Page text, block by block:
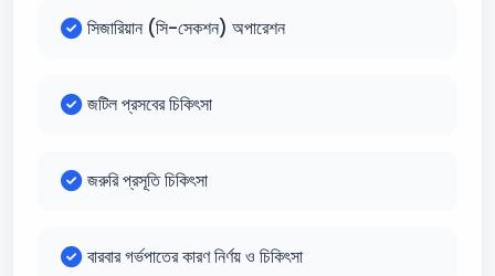
সিজারিয়ান (সি-সেকশন) অপারেশন
জটিল প্রসবের চিকিৎসা
জরুরি প্রসূতি চিকিৎসা
বারবার গর্ভপাতের কারণ নির্ণয় ও চিকিৎসা